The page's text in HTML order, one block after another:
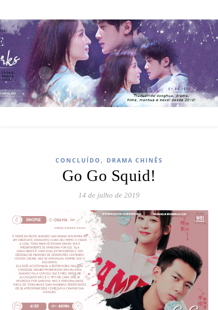
CONCLUÍDO , DRAMA CHINÊS
Go Go Squid!
14 de julho de 2019